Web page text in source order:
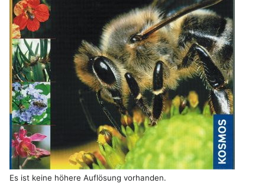
Es ist keine höhere Auflösung vorhanden.